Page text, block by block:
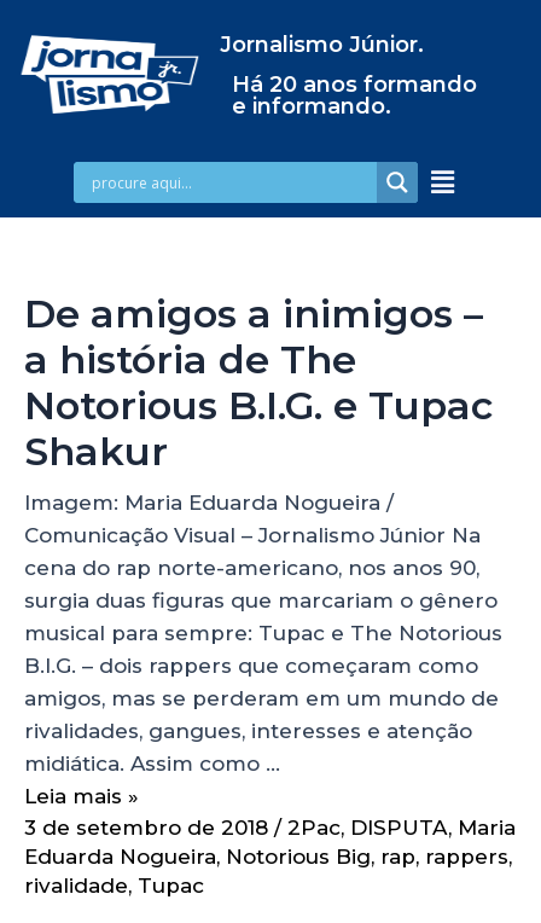
Jornalismo Júnior.
Há 20 anos formando
e informando.
De amigos a inimigos –
a história de The
Notorious B.I.G. e Tupac
Shakur
Imagem: Maria Eduarda Nogueira /
Comunicação Visual – Jornalismo Júnior Na
cena do rap norte-americano, nos anos 90,
surgia duas figuras que marcariam o gênero
musical para sempre: Tupac e The Notorious
B.I.G. – dois rappers que começaram como
amigos, mas se perderam em um mundo de
rivalidades, gangues, interesses e atenção
midiática. Assim como …
Leia mais »
3 de setembro de 2018 / 2Pac, DISPUTA, Maria
Eduarda Nogueira, Notorious Big, rap, rappers,
rivalidade, Tupac